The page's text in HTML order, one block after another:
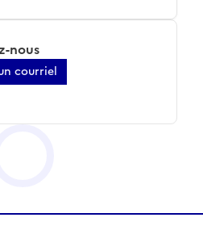
nous
courriel